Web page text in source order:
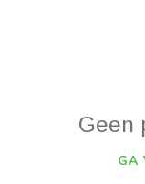
Geen
GA